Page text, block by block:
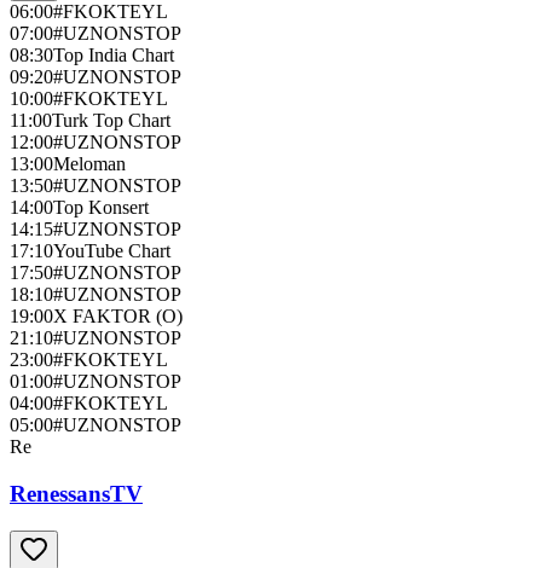
06:00#FKOKTEYL
07:00#UZNONSTOP
08:30Top India Chart
09:20#UZNONSTOP
10:00#FKOKTEYL
11:00Turk Top Chart
12:00#UZNONSTOP
13:00Meloman
13:50#UZNONSTOP
14:00Top Konsert
14:15#UZNONSTOP
17:10YouTube Chart
17:50#UZNONSTOP
18:10#UZNONSTOP
19:00X FAKTOR (О)
21:10#UZNONSTOP
23:00#FKOKTEYL
01:00#UZNONSTOP
04:00#FKOKTEYL
05:00#UZNONSTOP
Re
RenessansTV